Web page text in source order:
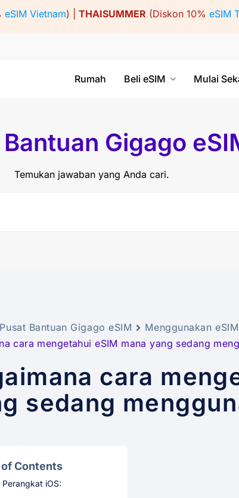
eSIM Vietnam) | THAISUMMER (Diskon 10% eSIM
Rumah Beli eSIM Mulai
Gigago
Temukan jawaban yang Anda cari.
Pusat Bantuan Gigago eSIM
Menggunakan eSIM
cara mengetahui eSIM mana yang sedang
cara
sedang
of Contents
Perangkat iOS: